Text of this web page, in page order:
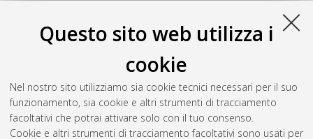
Questo sito web utilizza i
cookie
Nel nostro sito utilizziamo sia cookie tecnici necessari per il suo
funzionamento, sia cookie e altri strumenti di tracciamento
facoltativi che potrai attivare solo con il tuo consenso.
Cookie e altri strumenti di tracciamento facoltativi sono usati per
Tipologia della tesi|
Nessun raggruppamento
Pochini, Enrico (2017)The role of the Eurasian Ice Sheet in
meltwater pulse 1A (15-14 ka BP). Numerical studies.[Laurea
magistrale], Università di Bologna, Corso di Studio in